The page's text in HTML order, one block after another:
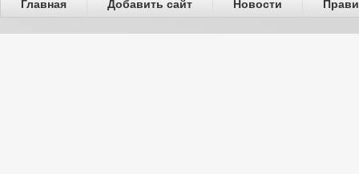
Главная Добавить сайт Новости